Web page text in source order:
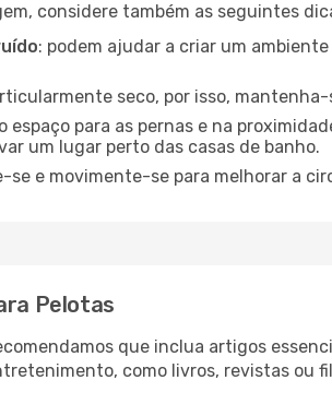
considere também as seguintes
: podem ajudar a criar um
seco, por isso,
espaço para as pernas e na
um lugar perto das casas de banho.
se e movimente-se para melhorar a
Pelotas
que inclua artigos
como livros, revistas ou